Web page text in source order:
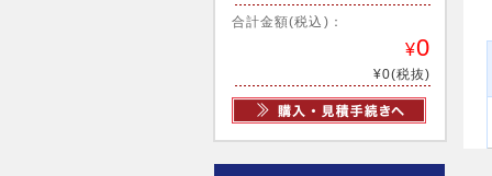
合計金額(税込)：
¥0
¥0(税抜)